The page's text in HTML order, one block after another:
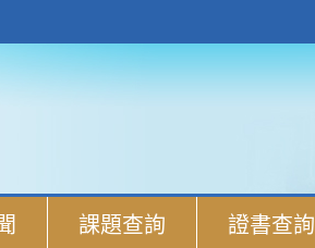
課題查詢 證書查詢